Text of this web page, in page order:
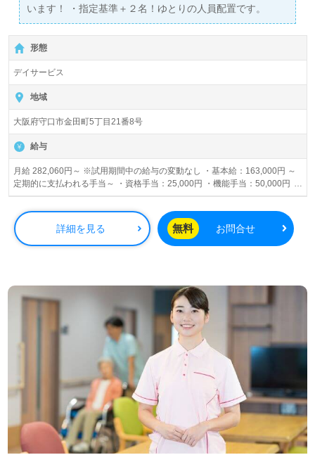
います！ ・指定基準＋２名！ゆとりの人員配置です。
形態
デイサービス
地域
大阪府守口市金田町5丁目21番8号
給与
月給 282,060円～ ※試用期間中の給与の変動なし ・基本給：163,000円 ～
定期的に支払われる手当～ ・資格手当：25,000円 ・機能手当：50,000円 ・
地域手当：1,500円 ・役職手当：45,560円（固定残業20Ｈ含む） ※その他
詳細を見る 無料 お問合せ